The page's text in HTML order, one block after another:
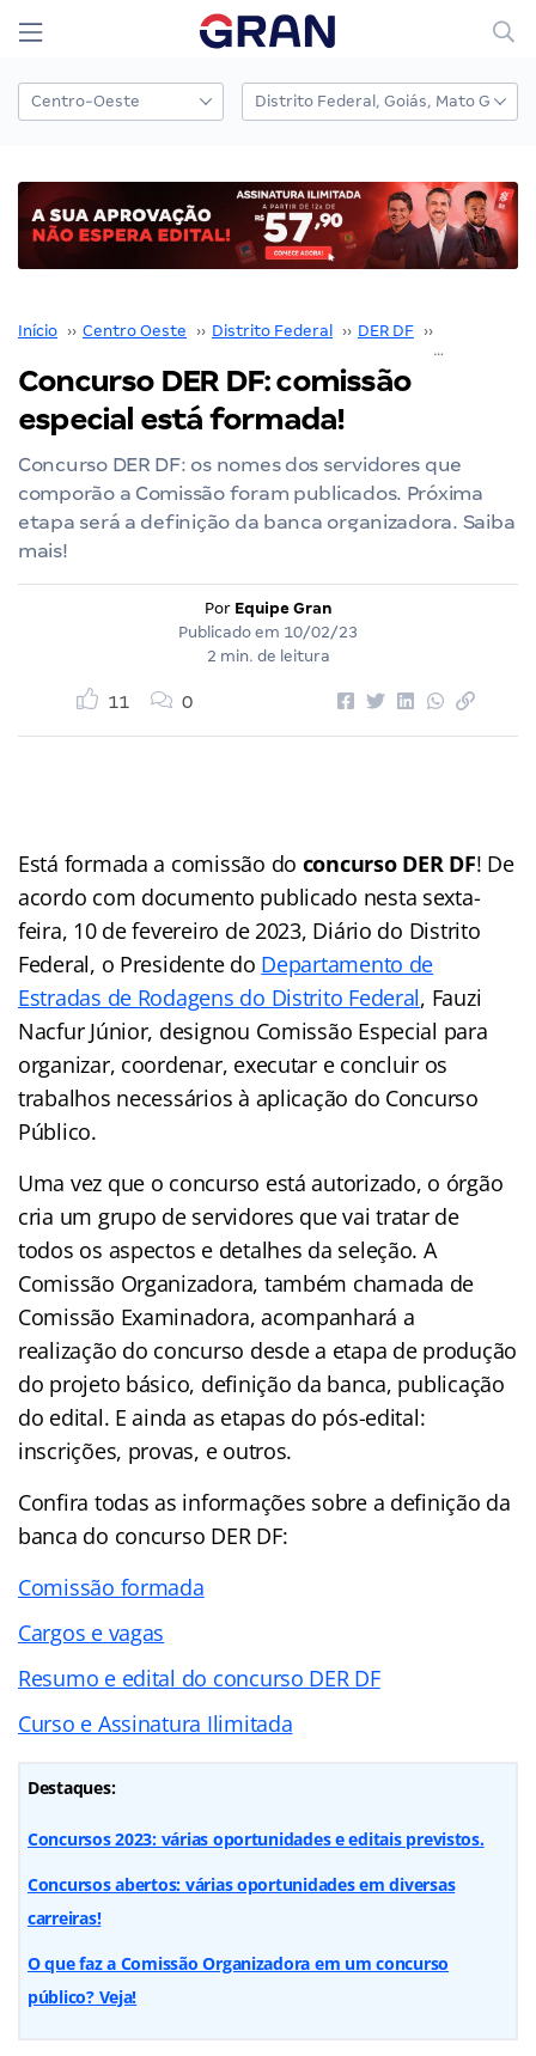
Início ›› Centro Oeste ›› Distrito Federal ›› DER DF ››
Concurso DER DF: comissão
especial está formada!
Concurso DER DF: os nomes dos servidores que
comporão a Comissão foram publicados. Próxima
etapa será a definição da banca organizadora. Saiba
mais!
Por Equipe Gran
Publicado em 10/02/23
2 min. de leitura
11 0
Está formada a comissão do concurso DER DF! De
acordo com documento publicado nesta sexta-
feira, 10 de fevereiro de 2023, Diário do Distrito
Federal, o Presidente do Departamento de
Estradas de Rodagens do Distrito Federal, Fauzi
Nacfur Júnior, designou Comissão Especial para
organizar, coordenar, executar e concluir os
trabalhos necessários à aplicação do Concurso
Público.
Uma vez que o concurso está autorizado, o órgão
cria um grupo de servidores que vai tratar de
todos os aspectos e detalhes da seleção. A
Comissão Organizadora, também chamada de
Comissão Examinadora, acompanhará a
realização do concurso desde a etapa de produção
do projeto básico, definição da banca, publicação
do edital. E ainda as etapas do pós-edital:
inscrições, provas, e outros.
Confira todas as informações sobre a definição da
banca do concurso DER DF:
Comissão formada
Cargos e vagas
Resumo e edital do concurso DER DF
Curso e Assinatura Ilimitada
Destaques:
Concursos 2023: várias oportunidades e editais previstos.
Concursos abertos: várias oportunidades em diversas
carreiras!
O que faz a Comissão Organizadora em um concurso
público? Veja!